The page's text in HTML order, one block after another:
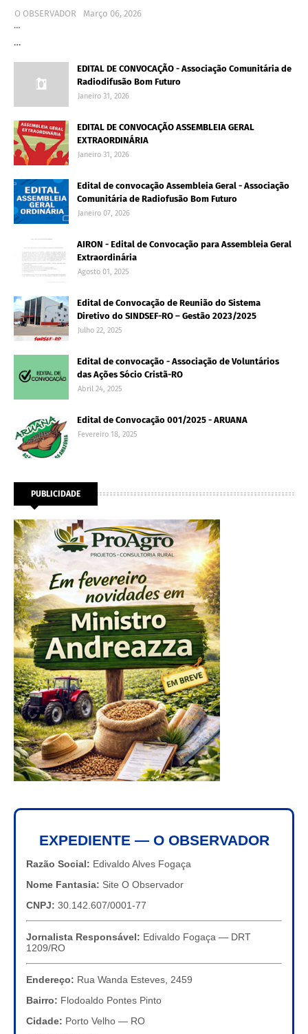
O OBSERVADOR
Março 06, 2026
…
…
EDITAL DE CONVOCAÇÃO - Associação Comunitária de
Radiodifusão Bom Futuro
Janeiro 31, 2026
EDITAL DE CONVOCAÇÃO ASSEMBLEIA GERAL
EXTRAORDINÁRIA
Janeiro 31, 2026
Edital de convocação Assembleia Geral - Associação
Comunitária de Radiofusão Bom Futuro
Janeiro 07, 2026
AIRON - Edital de Convocação para Assembleia Geral
Extraordinária
Agosto 01, 2025
Edital de Convocação de Reunião do Sistema
Diretivo do SINDSEF-RO – Gestão 2023/2025
Julho 22, 2025
Edital de convocação - Associação de Voluntários
das Ações Sócio Cristã-RO
Abril 24, 2025
Edital de Convocação 001/2025 - ARUANA
Fevereiro 18, 2025
PUBLICIDADE
EXPEDIENTE — O OBSERVADOR
Razão Social: Edivaldo Alves Fogaça
Nome Fantasia: Site O Observador
CNPJ: 30.142.607/0001-77
Jornalista Responsável: Edivaldo Fogaça — DRT
1209/RO
Endereço: Rua Wanda Esteves, 2459
Bairro: Flodoaldo Pontes Pinto
Cidade: Porto Velho — RO